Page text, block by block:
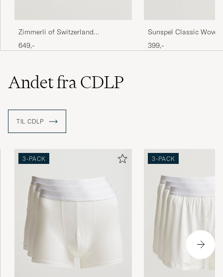
Zimmerli of Switzerland
Mercerized Cotton Boxer Shorts
Navy
649,-
Sunspel Classic
Boxer Shorts Navy
399,-
Andet fra CDLP
TIL CDLP
3-PACK 3-PACK